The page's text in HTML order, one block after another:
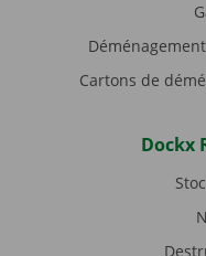
Cartons de
Dockx